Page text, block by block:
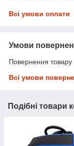
Всі умови оплати
Умови
Повернення товару
Всі умови
Подібні товари